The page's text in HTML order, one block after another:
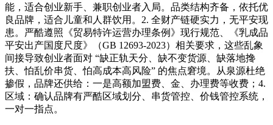
能，适合创业新手、兼职创业者入局。品类结构齐备，依托优
良品牌，适合儿童和人群饮用。2. 全财产链硬实力，无平安现
患。严酷遵照《贸易特许运营办理条例》现行规范、《乳成品
平安出产国度尺度》（GB 12693-2023）相关要求，这些乱象
间接导致创业者面对 “缺正轨天分、缺不变货源、缺落地搀
扶、怕乱价串货、怕高成本高风险” 的焦点窘境。从泉源杜绝
掺假，品牌还供给：一是高额加盟费、金、办理费等收费；4.
区域：确认品牌有严酷区域划分、串货管控、价钱管控系统，
一对一指点。